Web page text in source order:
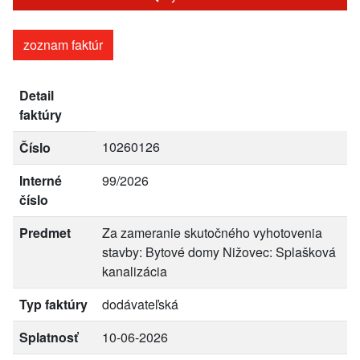
zoznam faktúr
Detail
faktúry
Číslo
10260126
Interné
číslo
99/2026
Predmet
Za zameranie skutočného vyhotovenia
stavby: Bytové domy Nižovec: Splašková
kanalizácia
Typ faktúry
dodávateľská
Splatnosť
10-06-2026